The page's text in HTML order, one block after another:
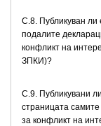
C.8. Публикуван ли
подалите
конфликт на
ЗПКИ)?
C.9. Публикувани
страницата
за конфликт на